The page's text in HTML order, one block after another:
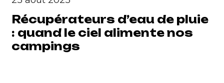
Récupérateurs d’eau de pluie
: quand le ciel alimente nos
campings